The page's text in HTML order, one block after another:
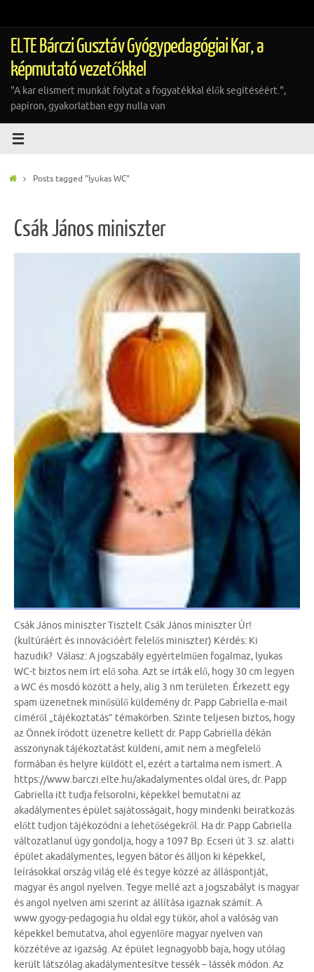
tartalomra
ELTE Bárczi Gusztáv Gyógypedagógiai Kar, a
képmutató vezetőkkel
"A kar elismert munkát folytat a fogyatékkal élők segítéséért.",
papíron, gyakorlatban egy nulla van
HomePosts tagged "lyukas WC"
Csák János miniszter
Csák János miniszter Tisztelt Csák János miniszter Úr!
(kultúráért és innovációért felelős miniszter) Kérdés: Ki
hazudik? Válasz: A jogszabály egyértelműen fogalmaz, lyukas
WC-t biztos nem írt elő soha. Azt se írták elő, hogy 30 cm legyen
a WC és mosdó között a hely, alig 3 nm területen. Érkezett egy
spam üzenetnek minősülő küldemény dr. Papp Gabriella e-mail
címéről „tájékoztatás” témakörben. Szinte teljesen biztos, hogy
az Önnek íródott üzenetre kellett dr. Papp Gabriella dékán
asszonynak tájékoztatást küldeni, amit nem a megfelelő
formában és helyre küldött el, ezért a tartalma nem ismert. A
https://www.barczi.elte.hu/akadalymentes oldal üres, dr. Papp
Gabriella itt tudja felsorolni, képekkel bemutatni az
akadálymentes épület sajátosságait, hogy mindenki beiratkozás
előtt tudjon tájékozódni a lehetőségekről. Ha dr. Papp Gabriella
változatlanul úgy gondolja, hogy a 1097 Bp. Ecseri út 3. sz. alatti
épület akadálymentes, legyen bátor és álljon ki képekkel,
leírásokkal ország világ elé és tegye közzé az álláspontját,
magyar és angol nyelven. Tegye mellé azt a jogszabályt is magyar
és angol nyelven ami szerint az állítása igaznak számít. A
www.gyogy-pedagogia.hu oldal egy tükör, ahol a valóság van
képekkel bemutatva, ahol egyenlőre magyar nyelven van
közzétéve az igazság. Az épület legnagyobb baja, hogy utólag
került látszólag akadálymentesítve tessék – lássék módon. Az